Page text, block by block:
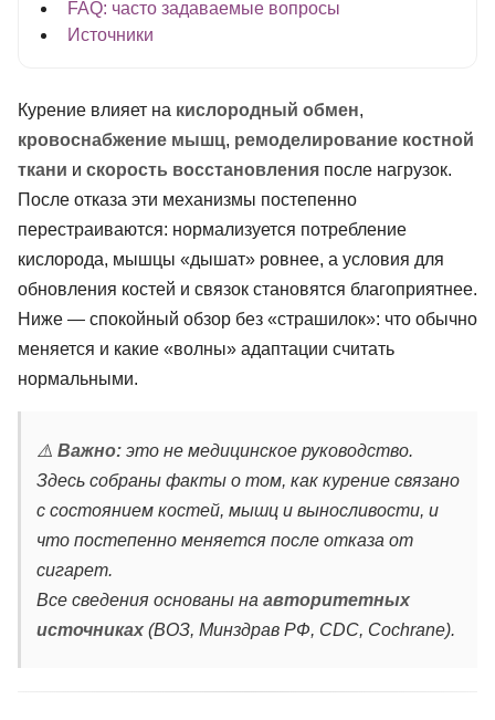
FAQ: часто задаваемые вопросы
Источники
Курение влияет на кислородный обмен,
кровоснабжение мышц, ремоделирование костной
ткани и скорость восстановления после нагрузок.
После отказа эти механизмы постепенно
перестраиваются: нормализуется потребление
кислорода, мышцы «дышат» ровнее, а условия для
обновления костей и связок становятся благоприятнее.
Ниже — спокойный обзор без «страшилок»: что обычно
меняется и какие «волны» адаптации считать
нормальными.
⚠️Важно: это не медицинское руководство.
Здесь собраны факты о том, как курение связано
с состоянием костей, мышц и выносливости, и
что постепенно меняется после отказа от
сигарет.
Все сведения основаны наавторитетных
источниках (ВОЗ, Минздрав РФ, CDC, Cochrane).